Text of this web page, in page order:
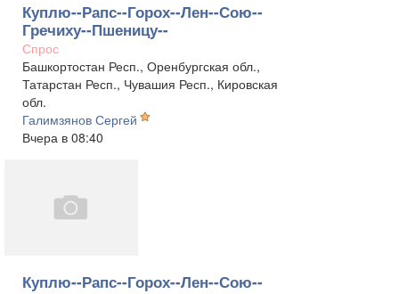
Куплю--Рапс--Горох--Лен--Сою--
Гречиху--Пшеницу--
Спрос
Башкортостан Респ., Оренбургская обл.,
Татарстан Респ., Чувашия Респ., Кировская
обл.
Галимзянов Сергей
Вчера в 08:40
Куплю--Рапс--Горох--Лен--Сою--